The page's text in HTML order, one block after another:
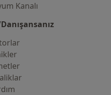
Kanalı